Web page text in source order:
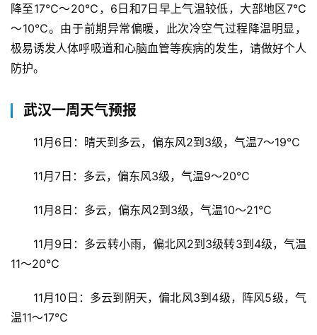
降至17℃～20℃，6日和7日早上气温较低，大部地区7℃
～10℃。由于前期异常偏暖，此次冷空气过程降温明显，
极易诱发人体呼吸道和心脑血管等疾病的发生，请做好个人
防护。
武汉一周天气预报
11月6日：晴天到多云，偏东风2到3级，气温7～19℃
11月7日：多云，偏东风3级，气温9～20℃
11月8日：多云，偏东风2到3级，气温10～21℃
11月9日：多云转小雨，偏北风2到3级转3到4级，气温
11～20℃
11月10日：多云到阴天，偏北风3到4级，阵风5级，气
温11～17℃